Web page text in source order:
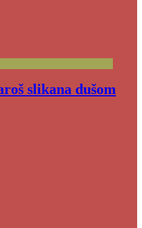
slikana dušom